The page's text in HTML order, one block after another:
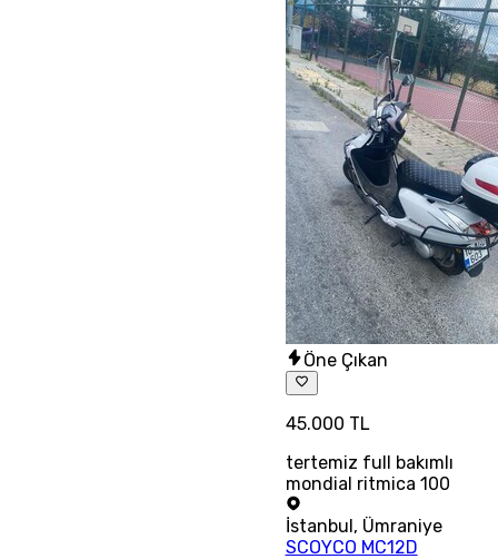
Öne Çıkan
45.000 TL
tertemiz full bakımlı
mondial ritmica 100
İstanbul , Ümraniye
SCOYCO MC12D